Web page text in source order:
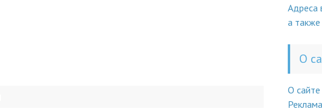
Адреса
а также
О
О сайте
Реклама